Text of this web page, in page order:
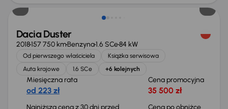
Dacia Duster
2018157 750 kmBenzyna1.6 SCe84 kW
Od pierwszego właściciela
Książka serwisowa
Auta krajowe
1.6 SCe +6 kolejnych
Miesięczna rata
od 223 zł
Cena promocyjna
35 500 zł
Najniższa cena z 30 dni przed
Cena po obniżce